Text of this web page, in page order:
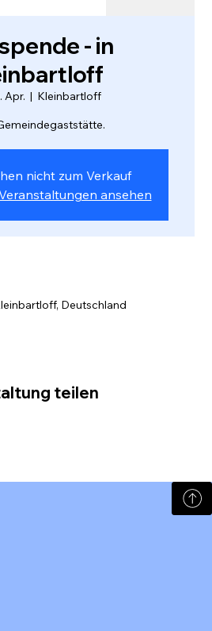
- in
Apr.
  |
Kleinbartloff
nicht zum Verkauf
ansehen
Deutschland
teilen